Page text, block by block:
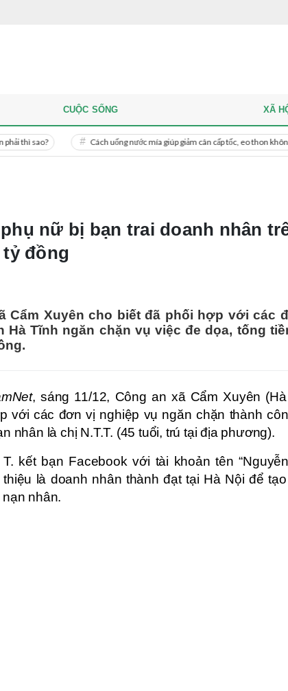
Cách uống nước mía giúp giảm cân cấp tốc, eo thon không hại sức khỏe
CUỘC SỐNG XÃ
nữ bị bạn trai doanh nhân
đồng
Cẩm Xuyên cho biết đã phối hợp với các
Hà Tĩnh ngăn chặn vụ việc đe dọa, tống
, sáng 11/12, Công an xã Cẩm Xuyên
với các đơn vị nghiệp vụ ngăn chặn thành
nhân là chị N.T.T. (45 tuổi, trú tại địa phương).
kết bạn Facebook với tài khoản tên
là doanh nhân thành đạt tại Hà Nội để
nhân.